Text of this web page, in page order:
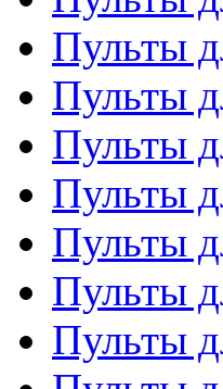
Пульты
Пульты
Пульты
Пульты
Пульты
Пульты
Пульты